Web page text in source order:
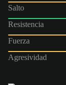
Salto
Resistencia
Fuerza
Agresividad